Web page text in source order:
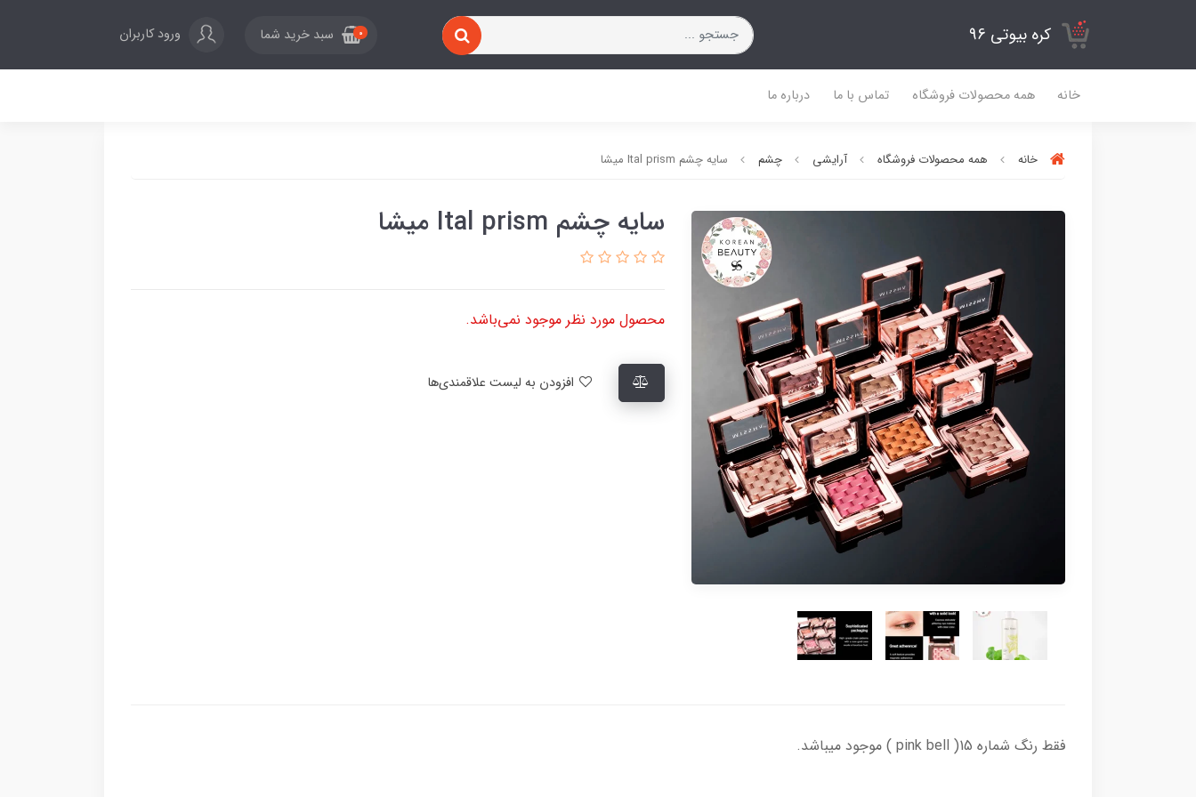
کره بیوتی 96 0 سبد خرید شما ورود کاربران
خانه همه محصولات فروشگاه تماس با ما درباره ما
خانه همه محصولات فروشگاه آرایشی چشم سایه چشم Ital prism میشا
سایه چشم Ital prism میشا
محصول مورد نظر موجود نمی‌باشد.
فقط رنگ شماره 15( pink bell ) موجود میباشد.